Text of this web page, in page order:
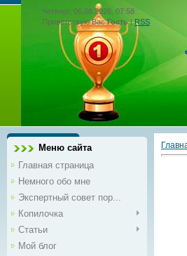
Четверг, 06.08.2026, 07:58
Приветствую Вас Гость|RSS
Меню сайта
Главная страница
Немного обо мне
Экспертный совет пор...
Копилочка
Статьи
Мой блог